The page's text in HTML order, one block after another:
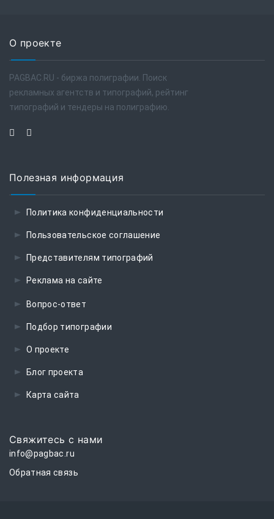
О проекте
PAGBAC.RU - биржа полиграфии. Поиск
рекламных агентств и типографий, рейтинг
типографий и тендеры на полиграфию.
Полезная информация
Политика конфиденциальности
Пользовательское соглашение
Представителям типографий
Реклама на сайте
Вопрос-ответ
Подбор типографии
О проекте
Блог проекта
Карта сайта
Свяжитесь с нами
info@pagbac.ru
Обратная связь